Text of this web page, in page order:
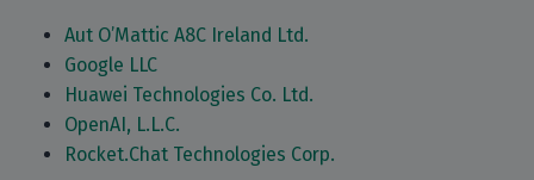
Aut O’Mattic A8C Ireland Ltd.
Google LLC
Huawei Technologies Co. Ltd.
OpenAI, L.L.C.
Rocket.Chat Technologies Corp.